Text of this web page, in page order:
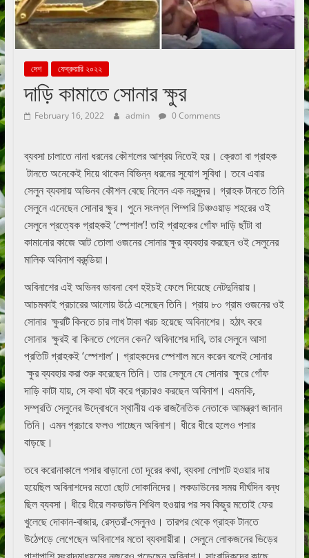
দেশ ফেব্রুয়ারি ২০২২
দাড়ি কামাতে সোনার ক্ষুর
February 16, 2022 admin 0 Comments
ব্যবসা চালাতে নানা ধরনের কৌশলের আশ্রয় নিতেই হয়। ক্রেতা বা গ্রাহক
টানতে অনেকেই দিয়ে থাকেন বিভিন্ন ধরনের সুযোগ সুবিধা। তবে এবার
সেলুন ব্যবসায় অভিনব কৌশল বেছে নিলেন এক নরসুন্দর। গ্রাহক টানতে তিনি
সেলুনে এনেছেন সোনার ক্ষুর। পুনে সংলগ্ন পিম্পরি চিঞ্চওয়াড় শহরের ওই
সেলুনে প্রত্যেক গ্রাহকই ‘স্পেশাল’! তাই গ্রাহকের গোঁফ দাড়ি ছাঁটা বা
কামানোর কাজে আট তোলা ওজনের সোনার ক্ষুর ব্যবহার করছেন ওই সেলুনের
মালিক অবিনাশ বরুন্ডিয়া।
অবিনাশের এই অভিনব ভাবনা বেশ হইচই ফেলে দিয়েছে নেটদুনিয়ায়।
আচমকাই প্রচারের আলোয় উঠে এসেছেন তিনি। প্রায় ৮০ গ্রাম ওজনের ওই
সোনার ক্ষুরটি কিনতে চার লাখ টাকা খরচ হয়েছে অবিনাশের। হঠাৎ করে
সোনার ক্ষুরই বা কিনতে গেলেন কেন? অবিনাশের দাবি, তার সেলুনে আসা
প্রতিটি গ্রাহকই ‘স্পেশাল’। গ্রাহকদের স্পেশাল মনে করেন বলেই সোনার
ক্ষুর ব্যবহার করা শুরু করেছেন তিনি। তার সেলুনে যে সোনার ক্ষুরে গোঁফ
দাড়ি কাটা যায়, সে কথা ঘটা করে প্রচারও করছেন অবিনাশ। এমনকি,
সম্প্রতি সেলুনের উদ্বোধনে স্থানীয় এক রাজনৈতিক নেতাকে আমন্ত্রণ জানান
তিনি। এমন প্রচারে ফলও পাচ্ছেন অবিনাশ। ধীরে ধীরে হলেও পসার
বাড়ছে।
তবে করোনাকালে পসার বাড়ানো তো দূরের কথা, ব্যবসা লোপাট হওয়ার দায়
হয়েছিল অবিনাশদের মতো ছোট দোকানিদের। লকডাউনের সময় দীর্ঘদিন বন্ধ
ছিল ব্যবসা। ধীরে ধীরে লকডাউন শিথিল হওয়ার পর সব কিছুর মতোই ফের
খুলেছে দোকান-বাজার, রেস্তরাঁ-সেলুনও। তারপর থেকে গ্রাহক টানতে
উঠেপড়ে লেগেছেন অবিনাশের মতো ব্যবসায়ীরা। সেলুনে লোকজনের ভিড়ের